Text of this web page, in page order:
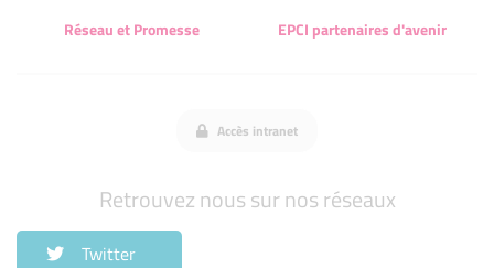
Réseau et Promesse
EPCI partenaires d'avenir
Accès intranet
Retrouvez nous sur nos réseaux
Twitter